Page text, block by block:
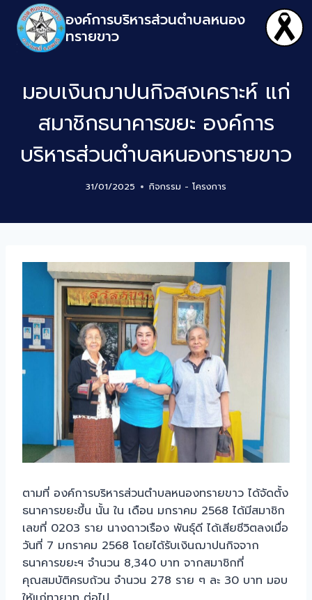
องค์การบริหารส่วนตำบลหนอง
ทรายขาว
มอบเงินฌาปนกิจสงเคราะห์ แก่
สมาชิกธนาคารขยะ องค์การ
บริหารส่วนตำบลหนองทรายขาว
31/01/2025 กิจกรรม - โครงการ
ตามที่ องค์การบริหารส่วนตำบลหนองทรายขาว ได้จัดตั้ง
ธนาคารขยะขึ้น นั้น ใน เดือน มกราคม 2568 ได้มีสมาชิก
เลขที่ 0203 ราย นางดาวเรือง พันธ์ุดี ได้เสียชีวิตลงเมื่อ
วันที่ 7 มกราคม 2568 โดยได้รับเงินฌาปนกิจจาก
ธนาคารขยะฯ จำนวน 8,340 บาท จากสมาชิกที่
คุณสมบัติครบถ้วน จำนวน 278 ราย ๆ ละ 30 บาท มอบ